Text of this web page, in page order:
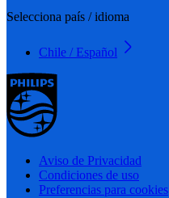
Selecciona país / idioma
Chile / Español
Aviso de Privacidad
Condiciones de uso
Preferencias para cookies